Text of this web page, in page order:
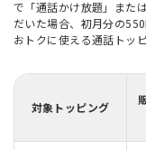
で「通話かけ放題」また
だいた場合、初月分の
おトクに使える通話トッ
対象トッピング